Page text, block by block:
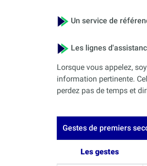
Un service de
Les lignes
Lorsque vous appelez,
information pertinente.
perdez pas de temps et
Gestes de premiers
Les gestes